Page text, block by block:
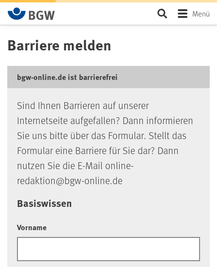
Zum Hauptinhalt springen SeiteMenü
Barriere melden
bgw-online.de ist barrierefrei
Sind Ihnen Barrieren auf unserer
Internetseite aufgefallen? Dann informieren
Sie uns bitte über das Formular. Stellt das
Formular eine Barriere für Sie dar? Dann
nutzen Sie die E-Mail online-
redaktion@bgw-online.de
Basiswissen
Vorname